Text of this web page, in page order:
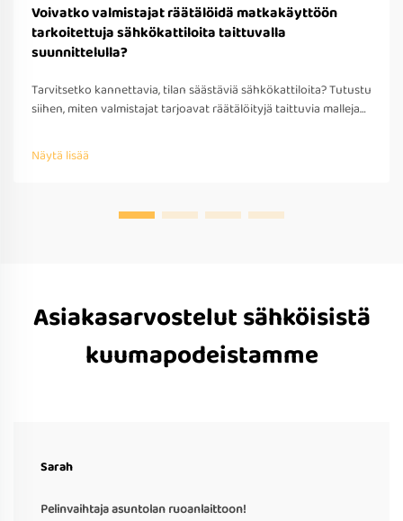
Voivatko valmistajat räätälöidä matkakäyttöön
tarkoitettuja sähkökattiloita taittuvalla
suunnittelulla?
Tarvitsetko kannettavia, tilan säästäviä sähkökattiloita? Tutustu
siihen, miten valmistajat tarjoavat räätälöityjä taittuvia malleja
kansainvälinen yhteensopivuus. Pyydä tarjous jo tänään.
Näytä lisää
Asiakasarvostelut sähköisistä
kuumapodeistamme
Sarah
Pelinvaihtaja asuntolan ruoanlaittoon!